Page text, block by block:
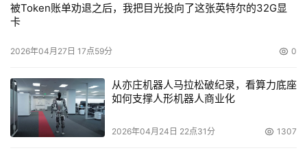
被Token账单劝退之后，我把目光投向了这张英特尔的32G显
卡
2026年04月27日 17点59分 0
从亦庄机器人马拉松破纪录，看算力底座
如何支撑人形机器人商业化
2026年04月24日 22点31分 1307